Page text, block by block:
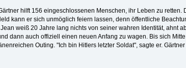
hilft 156 eingeschlossenen Menschen, ihr Leben zu retten.
kann er sich unmöglich feiern lassen, denn öffentliche
weiß 20 Jahre lang nichts von seiner wahren Identität, ahnt
dann auch offiziell einen neuen Anfang zu wagen. Bis sich
Outing. "Ich bin Hitlers letzter Soldat", sagte er.